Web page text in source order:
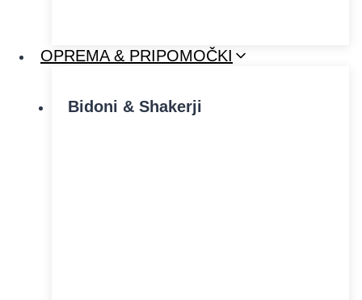
OPREMA & PRIPOMOČKI
Bidoni & Shakerji